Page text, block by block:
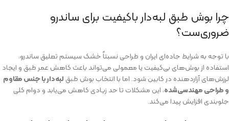
چرا بوش طبق لبه‌دار باکیفیت برای ساندرو
ضروری‌ست؟
با توجه به شرایط جاده‌ای ایران و طراحی نسبتاً خشک سیستم تعلیق ساندرو،
استفاده از بوش‌های بی‌کیفیت یا معمولی می‌تواند باعث کاهش عمر طبق و ایجاد
لرزش‌های آزاردهنده در کابین شود. اما با انتخاب بوش طبق لبه‌دار با جنس مقاوم
و طراحی مهندسی‌شده، این مشکلات تا حد زیادی کاهش می‌یابد و دوام کلی
جلوبندی افزایش پیدا می‌کند.